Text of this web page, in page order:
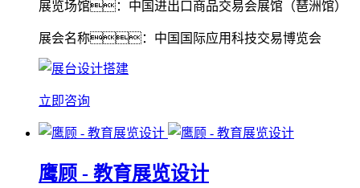
展览场馆：中国进出口商品交易会展馆（琶洲馆）
展会名称：中国国际应用科技交易博览会
立即咨询
鹰顾 - 教育展览设计